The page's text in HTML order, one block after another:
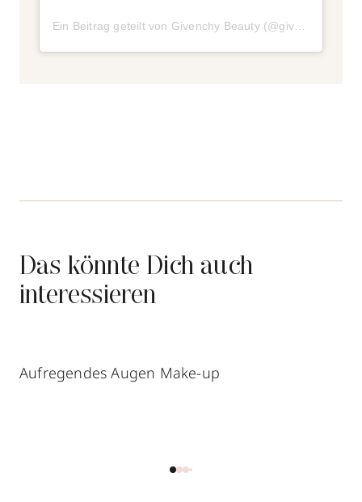
Ein Beitrag geteilt von Givenchy Beauty (@givenchybeauty)
Das könnte Dich auch
interessieren
Aufregendes Augen Make-up